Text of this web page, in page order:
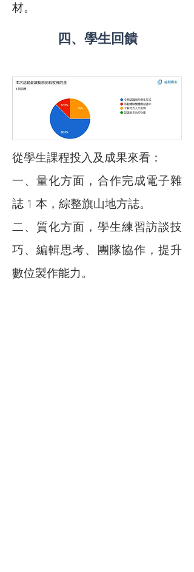
材。
四、學生回饋
從學生課程投入及成果來看：
一、量化方面，合作完成電子雜
誌 1 本，綜整旗山地方誌。
二、質化方面，學生練習訪談技
巧、編輯思考、團隊協作，提升
數位製作能力。